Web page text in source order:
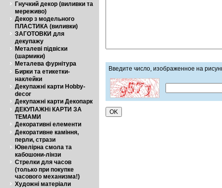
Гнучкий декор (виливки та
мереживо)
Декор з модельного
ПЛАСТИКА (виливки)
ЗАГОТОВКИ для
декупажу
Металеві підвіски
(шармики)
Металева фурнітура
Бирки та етикетки-
наклейки
Декупажні карти Hobby-
decor
Декупажні карти Декопарк
ДЕКУПАЖНі КАРТИ ЗА
ТЕМАМИ
Декоративні елементи
Декоративне каміння,
перли, стрази
Ювелірна смола та
кабошони-лінзи
Стрелки для часов
(только при покупке
часового механизма!)
Художні матеріали
Введите число, изображенное на